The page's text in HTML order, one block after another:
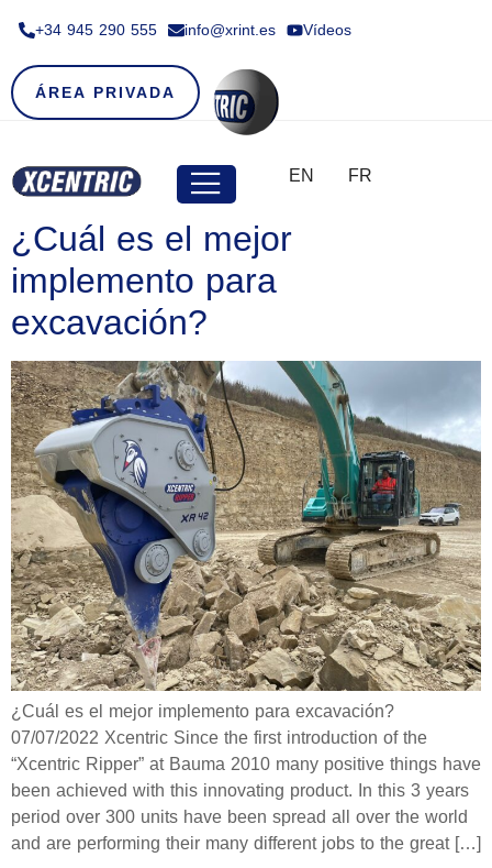
+34 945 290 555​ info@xrint.es Vídeos
ÁREA PRIVADA
EN FR
¿Cuál es el mejor
implemento para
excavación?
¿Cuál es el mejor implemento para excavación?
07/07/2022 Xcentric Since the first introduction of the
“Xcentric Ripper” at Bauma 2010 many positive things have
been achieved with this innovating product. In this 3 years
period over 300 units have been spread all over the world
and are performing their many different jobs to the great […]